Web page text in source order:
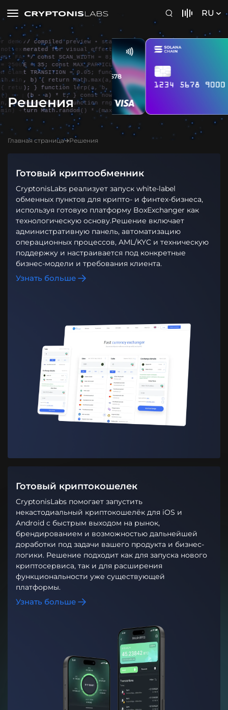
RU
/* ge
cons
a
n)
a +
{ re
min;
compiled preview • scanner demo /* ge
for visual effect – not executed
const SCAN_WIDTH = 8; const FADE_ZON
= 35; const MAX_PARTICLES = 2500; cons
TRANSITION = 0.05; function clamp(n, a
b) { return Math.max(a, Math.min(b, n)
} function lerp(a, b, t) { return a +
- a) * t; } const now = () => perfor
function rng(min, max) { re
Math.random() * (max - min) + min;
// compiled preview • scanner
nerated for visual effect –
*/ const SCAN_WIDTH = 8; const
E = 35; const MAX_PARTICLES
t TRANSITION = 0.05;
, b) { return Math.max(a,
); } function lerp(a, b, t) {
(b - a) * t; } const now = ()
mance.now(); function
turn Math.random() * (max -
Решения
Главная страница Решения
Готовый криптообменник
CryptonisLabs реализует запуск white-label
обменных пунктов для крипто- и финтех-бизнеса,
используя готовую платформу BoxExchanger как
технологическую основу.Решение включает
административную панель, автоматизацию
операционных процессов, AML/KYC и техническую
поддержку и настраивается под конкретные
бизнес-модели и требования клиента.
Узнать больше
Готовый криптокошелек
CryptonisLabs помогает запустить
некастодиальный криптокошелёк для iOS и
Android с быстрым выходом на рынок,
брендированием и возможностью дальнейшей
доработки под задачи вашего продукта и бизнес-
логики. Решение подходит как для запуска нового
криптосервиса, так и для расширения
функциональности уже существующей
платформы.
Узнать больше